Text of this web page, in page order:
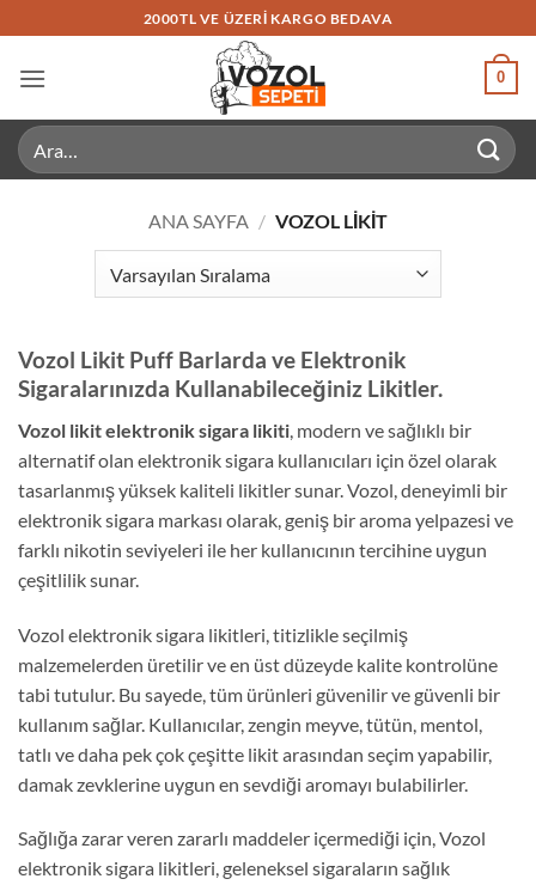
atla
2000TL VE ÜZERI KARGO BEDAVA
0
Ara:
ANA SAYFA / VOZOL LIKIT
Vozol Likit Puff Barlarda ve Elektronik
Sigaralarınızda Kullanabileceğiniz Likitler.
Vozol likit elektronik sigara likiti, modern ve sağlıklı bir
alternatif olan elektronik sigara kullanıcıları için özel olarak
tasarlanmış yüksek kaliteli likitler sunar. Vozol, deneyimli bir
elektronik sigara markası olarak, geniş bir aroma yelpazesi ve
farklı nikotin seviyeleri ile her kullanıcının tercihine uygun
çeşitlilik sunar.
Vozol elektronik sigara likitleri, titizlikle seçilmiş
malzemelerden üretilir ve en üst düzeyde kalite kontrolüne
tabi tutulur. Bu sayede, tüm ürünleri güvenilir ve güvenli bir
kullanım sağlar. Kullanıcılar, zengin meyve, tütün, mentol,
tatlı ve daha pek çok çeşitte likit arasından seçim yapabilir,
damak zevklerine uygun en sevdiği aromayı bulabilirler.
Sağlığa zarar veren zararlı maddeler içermediği için, Vozol
elektronik sigara likitleri, geleneksel sigaraların sağlık